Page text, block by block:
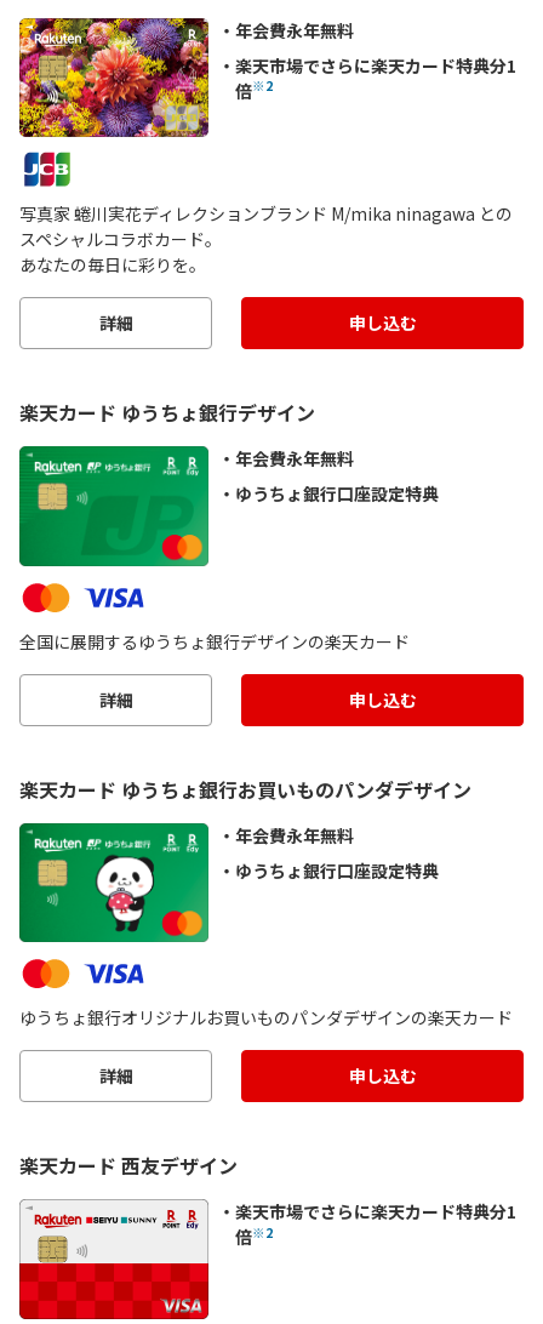
年会費永年無料
楽天市場でさらに楽天カード特典分1
倍※2
写真家 蜷川実花ディレクションブランド M/mika ninagawa との
スペシャルコラボカード。
あなたの毎日に彩りを。
詳細 申し込む
楽天カード ゆうちょ銀行デザイン
年会費永年無料
ゆうちょ銀行口座設定特典
全国に展開するゆうちょ銀行デザインの楽天カード
詳細 申し込む
楽天カード ゆうちょ銀行お買いものパンダデザイン
年会費永年無料
ゆうちょ銀行口座設定特典
ゆうちょ銀行オリジナルお買いものパンダデザインの楽天カード
詳細 申し込む
楽天カード 西友デザイン
楽天市場でさらに楽天カード特典分1
倍※2